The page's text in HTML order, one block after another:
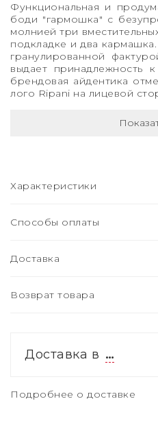
Функциональная и
боди "гармошка" с
молнией три
подкладке и два
гранулированной
выдает принадлежность
брендовая айдентика
лого Ripani на лицевой
Характеристики
Способы оплаты
Доставка
Возврат товара
Доставка в …
Подробнее о доставке